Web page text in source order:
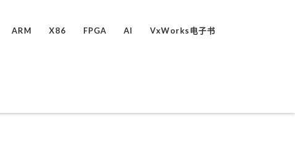
ARM X86 FPGA AI VxWorks电子书